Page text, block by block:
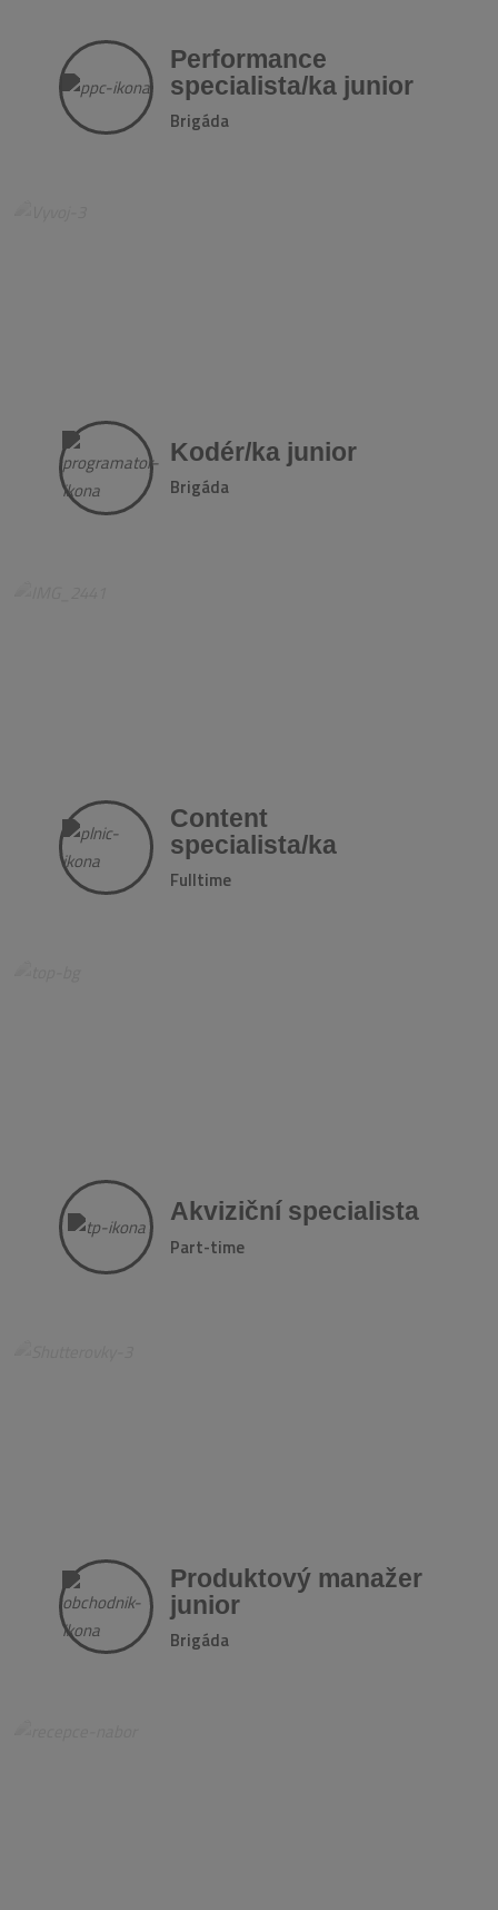
Performance
specialista/ka junior
Brigáda
Kodér/ka junior
Brigáda
Content
specialista/ka
Fulltime
Akviziční specialista
Part-time
Produktový manažer
junior
Brigáda